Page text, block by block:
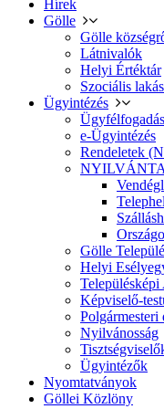
Hírek
Gölle
Gölle
Látnivalók
Helyi Értéktár
Szociális
Ügyintézés
Ügyfélfogadás
e-Ügyintézés
Rendeletek
Gölle
Helyi
Képviselő-
Polgármesteri
Nyilvánosság
Ügyintézők
Nyomtatványok
Göllei Közlöny